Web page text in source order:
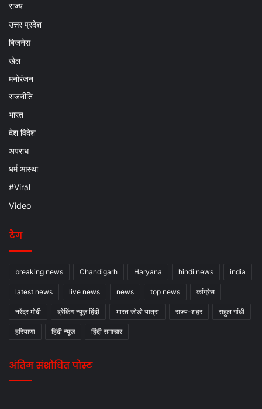
राज्य
उत्तर प्रदेश
बिजनेस
खेल
मनोरंजन
राजनीति
भारत
देश विदेश
अपराध
धर्म आस्था
#Viral
Video
टैग
breaking news Chandigarh Haryana hindi news india
latest news live news news top news कांग्रेस
नरेंद्र मोदी ब्रेकिंग न्यूज़ हिंदी भारत जोड़ो यात्रा राज्य-शहर राहुल गांधी
हरियाणा हिंदी न्यूज हिंदी समाचार
अंतिम संशोधित पोस्ट